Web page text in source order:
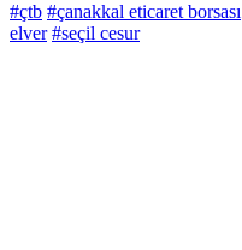
#çtb #çanakkal eticaret borsası
elver #seçil cesur